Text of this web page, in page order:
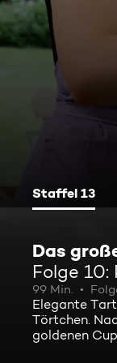
Staffel 13
Das
Folge
99 Min.
Elegante
Törtchen.
goldenen